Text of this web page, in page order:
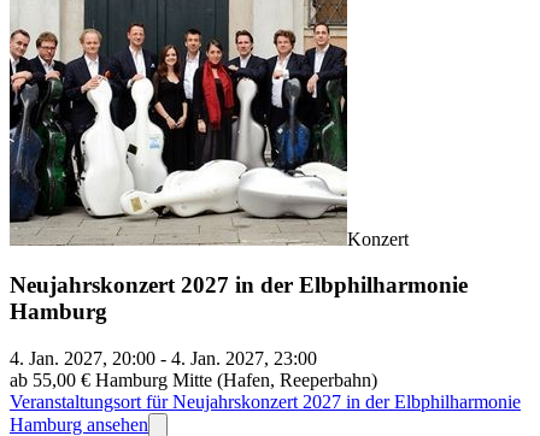
Konzert
Neujahrskonzert 2027 in der Elbphilharmonie
Hamburg
4. Jan. 2027, 20:00 - 4. Jan. 2027, 23:00
ab 55,00 € Hamburg Mitte (Hafen, Reeperbahn)
Veranstaltungsort für Neujahrskonzert 2027 in der Elbphilharmonie
Hamburg ansehen